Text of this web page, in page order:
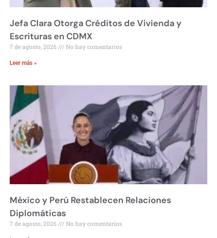
Jefa Clara Otorga Créditos de Vivienda y
Escrituras en CDMX
7 de agosto, 2026 No hay comentarios
Leer más »
México y Perú Restablecen Relaciones
Diplomáticas
7 de agosto, 2026 No hay comentarios